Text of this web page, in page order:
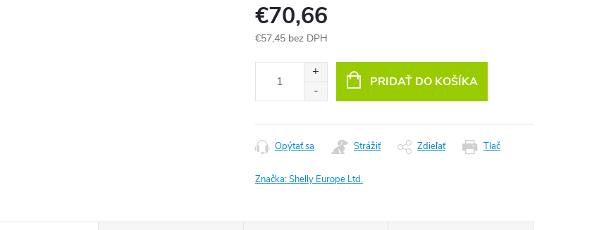
€70,66
€57,45 bez DPH
PRIDAŤ DO KOŠÍKA
Tlač
Opýtať sa Strážiť Zdieľať
Značka:Shelly Europe Ltd.